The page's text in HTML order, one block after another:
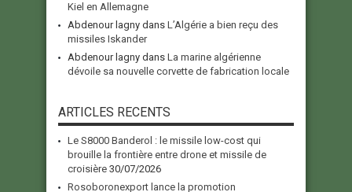
Kiel en Allemagne
Abdenour lagny dans L’Algérie a bien reçu des
missiles Iskander
Abdenour lagny dans La marine algérienne
dévoile sa nouvelle corvette de fabrication locale
ARTICLES RECENTS
Le S8000 Banderol : le missile low-cost qui
brouille la frontière entre drone et missile de
croisière 30/07/2026
Rosoboronexport lance la promotion